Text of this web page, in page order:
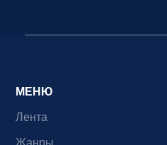
МЕНЮ
Лента
Жанры